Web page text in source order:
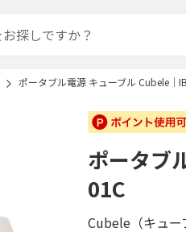
ポータブル電源 キューブル Cubele｜
ポータブ
01C
Cubele（キュー